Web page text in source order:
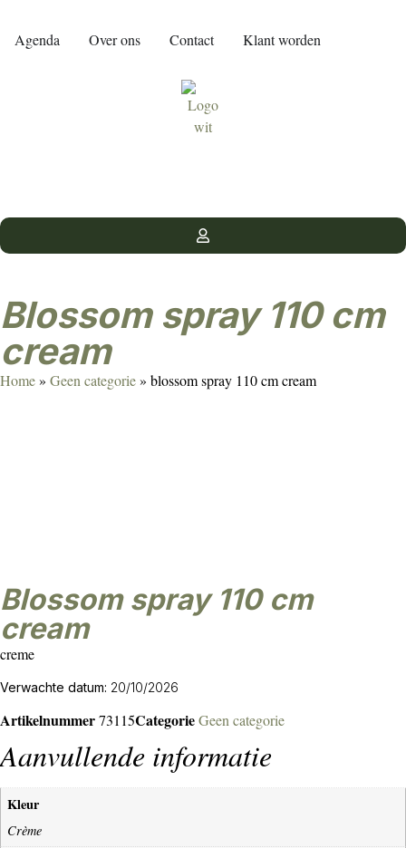
Agenda Over ons Contact Klant worden
blossom spray 110 cm
cream
Home» Geen categorie» blossom spray 110 cm cream
blossom spray 110 cm
cream
creme
Verwachte datum: 20/10/2026
Artikelnummer73115CategorieGeen categorie
Aanvullende informatie
Kleur
Crème